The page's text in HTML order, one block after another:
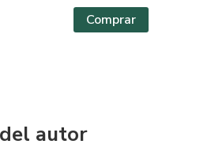
Comprar
autor